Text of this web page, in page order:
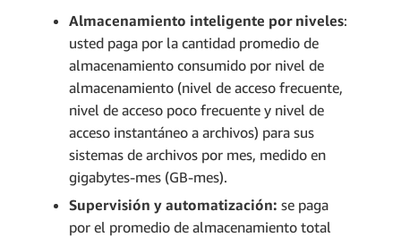
Almacenamiento inteligente por niveles:
usted paga por la cantidad promedio de
almacenamiento consumido por nivel de
almacenamiento (nivel de acceso frecuente,
nivel de acceso poco frecuente y nivel de
acceso instantáneo a archivos) para sus
sistemas de archivos por mes, medido en
gigabytes-mes (GB-mes).
Supervisión y automatización: se paga
por el promedio de almacenamiento total